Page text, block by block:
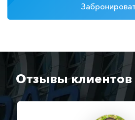
Отзывы клиентов